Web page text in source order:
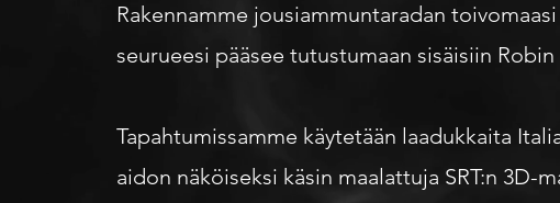
Rakennamme jousiammuntaradan
seurueesi pääsee tutustumaan sisäisiin
Tapahtumissamme käytetään laadukkaita
aidon näköiseksi käsin maalattuja SRT:n 3D-